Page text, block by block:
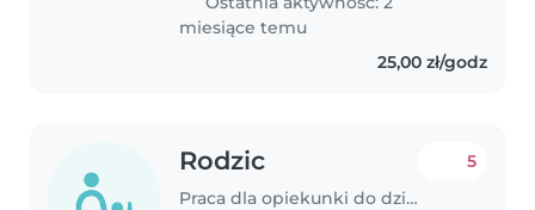
miesiące temu
25,00 zł/godz
Rodzic
Praca dla opiekunki do dziecka w Dąbrowa Górnicza
5